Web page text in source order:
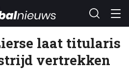
laat titularis
vertrekken